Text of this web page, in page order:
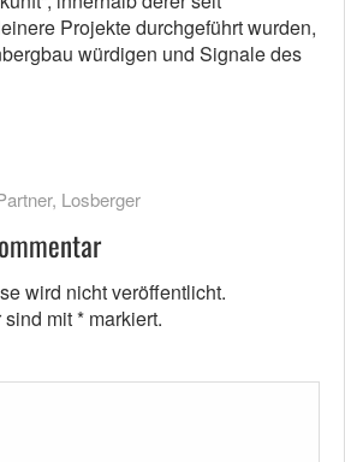
Projekte durchgeführt wurden,
würdigen und Signale des
, Losberger
wird nicht veröffentlicht.
sind mit* markiert.